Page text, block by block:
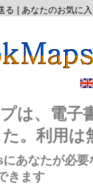
る あなたのお気に
は、電子
。利用は
あなたが必要
きます